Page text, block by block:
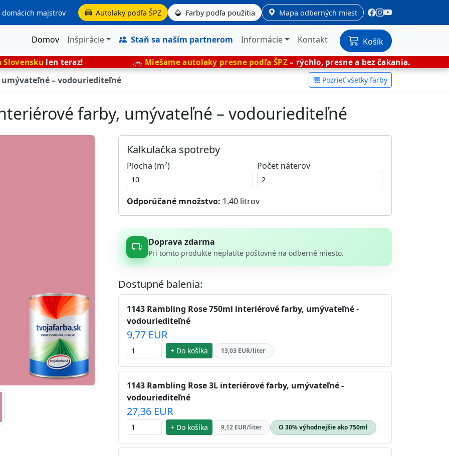
majstrov Autolaky podľa ŠPZ Farby podľa použitia Mapa odberných miest
Domov Inšpirácie Staň sa naším partnerom Informácie Kontakt Košík
teraz! 🚗 Miešame autolaky presne podľa ŠPZ– rýchlo, presne a bez čakania. 🎨
– vodouriediteľné Pozrieť všetky farby
farby, umývateľné – vodouriediteľné
Kalkulačka spotreby
Plocha (m²) Počet náterov
Odporúčané množstvo: 1.40 litrov
Doprava zdarma
Pri tomto produkte neplatíte poštovné na odberné miesto.
Dostupné balenia:
1143 Rambling Rose 750ml interiérové farby, umývateľné -
vodouriediteľné
9,77 EUR
+ Do košíka 13,03 EUR/liter
1143 Rambling Rose 3L interiérové farby, umývateľné -
vodouriediteľné
27,36 EUR
+ Do košíka 9,12 EUR/liter O 30% výhodnejšie ako 750ml